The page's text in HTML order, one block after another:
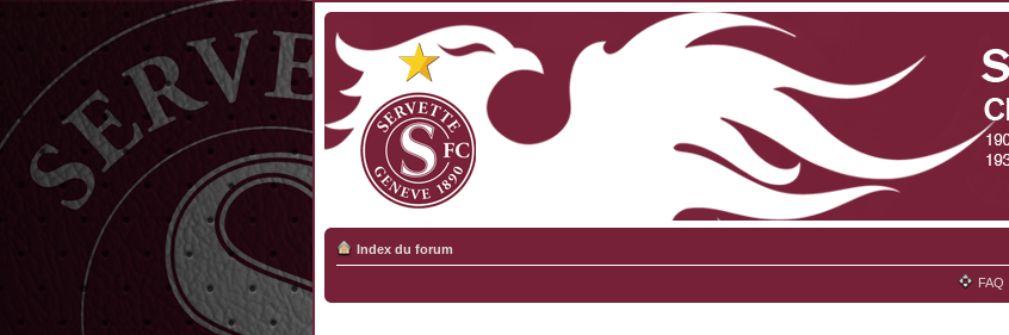
Index du forum
FAQ